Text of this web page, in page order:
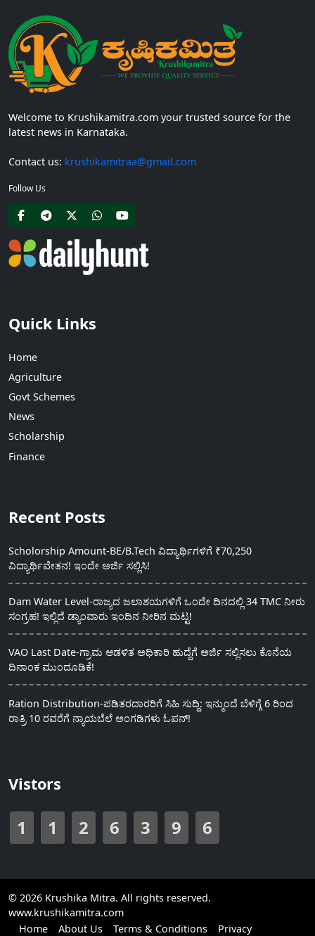
Welcome to Krushikamitra.com your trusted source for the
latest news in Karnataka.
Contact us: krushikamitraa@gmail.com
Follow Us
Quick Links
Home
Agriculture
Govt Schemes
News
Scholarship
Finance
Recent Posts
Scholorship Amount-BE/B.Tech ವಿದ್ಯಾರ್ಥಿಗಳಿಗೆ ₹70,250
ವಿದ್ಯಾರ್ಥಿವೇತನ! ಇಂದೇ ಅರ್ಜಿ ಸಲ್ಲಿಸಿ!
Dam Water Level-ರಾಜ್ಯದ ಜಲಾಶಯಗಳಿಗೆ ಒಂದೇ ದಿನದಲ್ಲಿ 34 TMC ನೀರು
ಸಂಗ್ರಹ! ಇಲ್ಲಿದೆ ಡ್ಯಾಂವಾರು ಇಂದಿನ ನೀರಿನ ಮಟ್ಟ!
VAO Last Date-ಗ್ರಾಮ ಆಡಳಿತ ಅಧಿಕಾರಿ ಹುದ್ದೆಗೆ ಅರ್ಜಿ ಸಲ್ಲಿಸಲು ಕೊನೆಯ
ದಿನಾಂಕ ಮುಂದೂಡಿಕೆ!
Ration Distribution-ಪಡಿತರದಾರರಿಗೆ ಸಿಹಿ ಸುದ್ದಿ: ಇನ್ಮುಂದೆ ಬೆಳಿಗ್ಗೆ 6 ರಿಂದ
ರಾತ್ರಿ 10 ರವರೆಗೆ ನ್ಯಾಯಬೆಲೆ ಅಂಗಡಿಗಳು ಓಪನ್!
Vistors
1 1 2 6 3 9 6
© 2026 Krushika Mitra. All rights reserved.
www.krushikamitra.com
Home
About Us Terms & Conditions Privacy